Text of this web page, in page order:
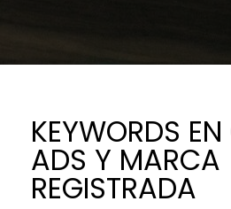
KEYWORDS
ADS Y MARCA
REGISTRADA